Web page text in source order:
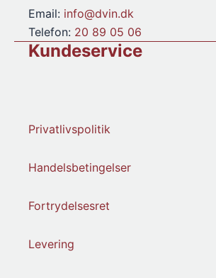
Email: info@dvin.dk
Telefon: 20 89 05 06
Kundeservice
Privatlivspolitik
Handelsbetingelser
Fortrydelsesret
Levering